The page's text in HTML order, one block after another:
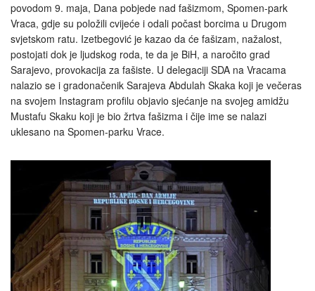
povodom 9. maja, Dana pobjede nad fašizmom, Spomen-park
Vraca, gdje su položili cvijeće i odali počast borcima u Drugom
svjetskom ratu. Izetbegović je kazao da će fašizam, nažalost,
postojati dok je ljudskog roda, te da je BiH, a naročito grad
Sarajevo, provokacija za fašiste. U delegaciji SDA na Vracama
nalazio se i gradonačenik Sarajeva Abdulah Skaka koji je večeras
na svojem Instagram profilu objavio sjećanje na svojeg amidžu
Mustafu Skaku koji je bio žrtva fašizma i čije ime se nalazi
uklesano na Spomen-parku Vrace.